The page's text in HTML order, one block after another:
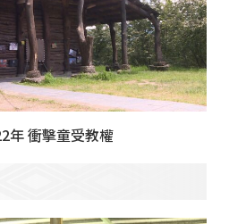
年 衝擊童受教權